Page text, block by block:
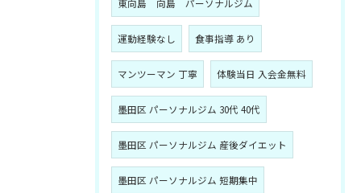
東向島 向島 パーソナルジム
運動経験なし 食事指導 あり
マンツーマン 丁寧 体験当日 入会金無料
墨田区 パーソナルジム 30代 40代
墨田区 パーソナルジム 産後ダイエット
墨田区 パーソナルジム 短期集中